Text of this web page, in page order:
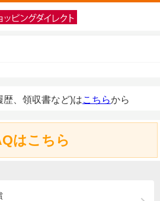
歴、領収書など)はこちらから
はこちら